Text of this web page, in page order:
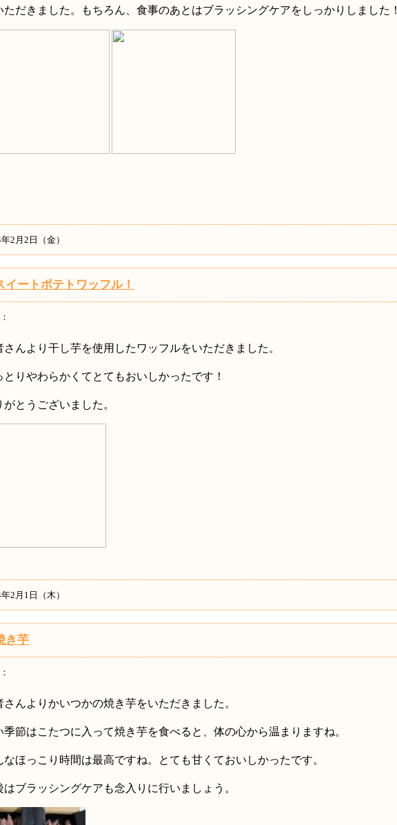
ただきました。もちろん、食事のあとはブラッシングケアをしっかりしました！
2月2日（金）
イートポテトワッフル！
さんより干し芋を使用したワッフルをいただきました。
とりやわらかくてとてもおいしかったです！
がとうございました。
2月1日（木）
き芋
さんよりかいつかの焼き芋をいただきました。
季節はこたつに入って焼き芋を食べると、体の心から温まりますね。
なほっこり時間は最高ですね。とても甘くておいしかったです。
はブラッシングケアも念入りに行いましょう。